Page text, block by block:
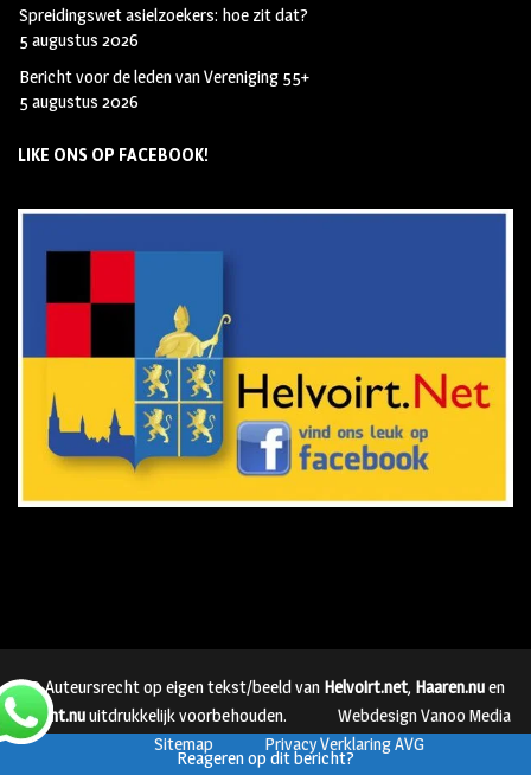
Spreidingswet asielzoekers: hoe zit dat?
5 augustus 2026
Bericht voor de leden van Vereniging 55+
5 augustus 2026
LIKE ONS OP FACEBOOK!
Reageren op dit bericht?
© Auteursrecht op eigen tekst/beeld van Helvoirt.net, Haaren.nuen
Vught.nuuitdrukkelijk voorbehouden.
Webdesign Vanoo Media
Sitemap
Privacy Verklaring AVG